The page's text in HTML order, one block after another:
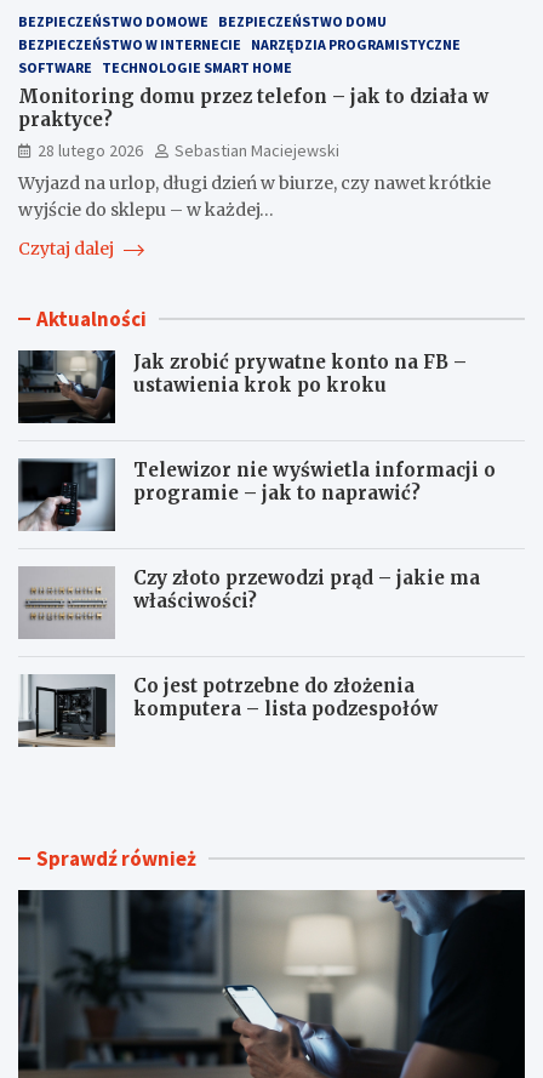
BEZPIECZEŃSTWO DOMOWE
BEZPIECZEŃSTWO DOMU
BEZPIECZEŃSTWO W INTERNECIE
NARZĘDZIA PROGRAMISTYCZNE
SOFTWARE
TECHNOLOGIE SMART HOME
Monitoring domu przez telefon – jak to działa w
praktyce?
28 lutego 2026
Sebastian Maciejewski
Wyjazd na urlop, długi dzień w biurze, czy nawet krótkie
wyjście do sklepu – w każdej…
Czytaj dalej
Aktualności
Jak zrobić prywatne konto na FB –
ustawienia krok po kroku
Telewizor nie wyświetla informacji o
programie – jak to naprawić?
Czy złoto przewodzi prąd – jakie ma
właściwości?
Co jest potrzebne do złożenia
komputera – lista podzespołów
J
o
i
ć
r
y
w
a
t
T
i
o
r
i
e
w
y
ś
Sprawdź również